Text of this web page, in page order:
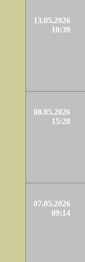
13.05.2026
10:39
08.05.2026
15:28
07.05.2026
09:14